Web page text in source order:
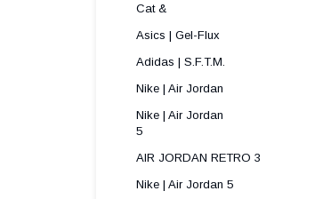
Cat &
Asics | Gel-Flux
Adidas | S.F.T.M.
Nike | Air Jordan
Nike | Air Jordan
AIR JORDAN RETRO 3
Nike | Air Jordan 5